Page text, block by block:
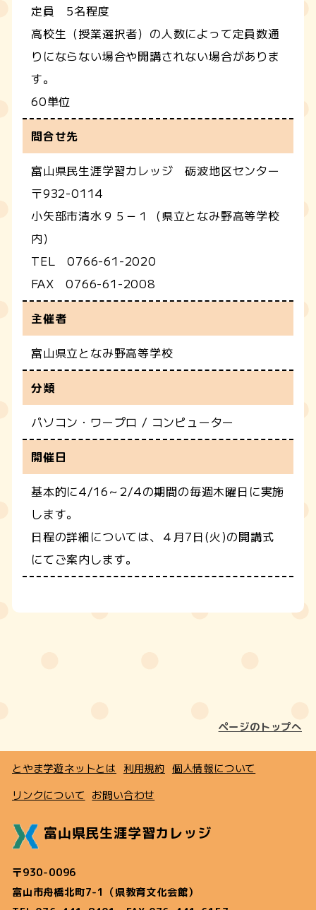
定員 5名程度
高校生（授業選択者）の人数によって定員数通
りにならない場合や開講されない場合がありま
す。
60単位
問合せ先
富山県民生涯学習カレッジ 砺波地区センター
〒932-0114
小矢部市清水９５－１（県立となみ野高等学校
内）
TEL 0766-61-2020
FAX 0766-61-2008
主催者
富山県立となみ野高等学校
分類
パソコン・ワープロ / コンピューター
開催日
基本的に4/16～2/4の期間の毎週木曜日に実施
します。
日程の詳細については、４月7日(火)の開講式
にてご案内します。
ページのトップへ
とやま学遊ネットとは 利用規約 個人情報について
リンクについて お問い合わせ
富山県民生涯学習カレッジ
〒930-0096
富山市舟橋北町7-1（県教育文化会館）